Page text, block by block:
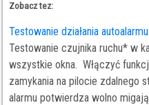
Zobacz tez:
Testowanie działania autoalarmu
Testowanie czujnika ruchu* w
wszystkie okna. Włączyć
zamykania na pilocie zdalnego
alarmu potwierdza wolno